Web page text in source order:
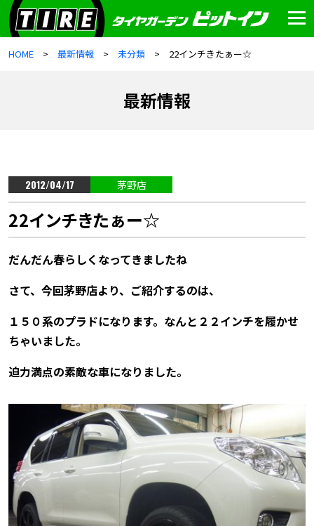
HOME 最新情報 未分類 22インチきたぁー☆
最新情報
2012/04/17 茅野店
22インチきたぁー☆
だんだん春らしくなってきましたね
さて、今回茅野店より、ご紹介するのは、
１５０系のプラドになります。なんと２２インチを履かせ
ちゃいました。
迫力満点の素敵な車になりました。